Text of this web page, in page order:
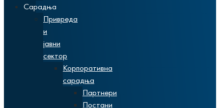
Сарадња
Привреда
и
јавни
сектор
Корпоративна
сарадња
Партнери
Постани